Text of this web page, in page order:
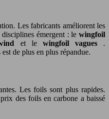
Les fabricants améliorent les
émergent : le wingfoil
et le wingfoil vagues .
de plus en plus répandue.
Les foils sont plus rapides.
des foils en carbone a baissé